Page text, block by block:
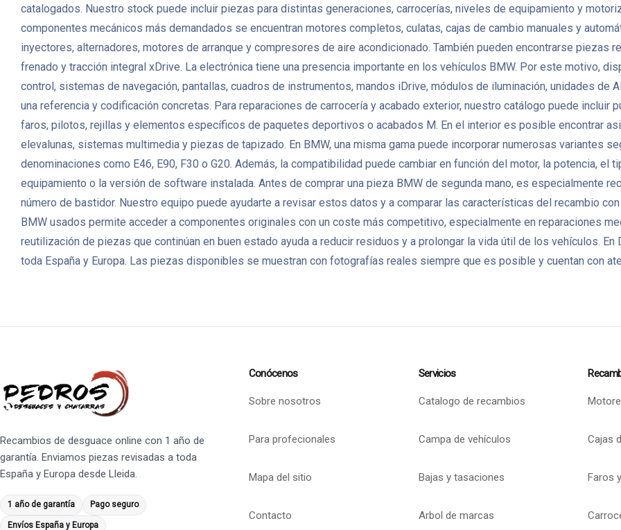
catalogados. Nuestro stock puede incluir piezas para distintas generaciones, carrocerías, niveles de equipamiento y
componentes mecánicos más demandados se encuentran motores completos, culatas, cajas de cambio manuales y
inyectores, alternadores, motores de arranque y compresores de aire acondicionado. También pueden encontrarse piezas
frenado y tracción integral xDrive. La electrónica tiene una presencia importante en los vehículos BMW. Por este motivo,
control, sistemas de navegación, pantallas, cuadros de instrumentos, mandos iDrive, módulos de iluminación, unidades de
una referencia y codificación concretas. Para reparaciones de carrocería y acabado exterior, nuestro catálogo puede incluir
faros, pilotos, rejillas y elementos específicos de paquetes deportivos o acabados M. En el interior es posible encontrar
elevalunas, sistemas multimedia y piezas de tapizado. En BMW, una misma gama puede incorporar numerosas variantes
denominaciones como E46, E90, F30 o G20. Además, la compatibilidad puede cambiar en función del motor, la potencia, el
equipamiento o la versión de software instalada. Antes de comprar una pieza BMW de segunda mano, es especialmente
número de bastidor. Nuestro equipo puede ayudarte a revisar estos datos y a comparar las características del recambio
BMW usados permite acceder a componentes originales con un coste más competitivo, especialmente en reparaciones
reutilización de piezas que continúan en buen estado ayuda a reducir residuos y a prolongar la vida útil de los vehículos.
toda España y Europa. Las piezas disponibles se muestran con fotografías reales siempre que es posible y cuentan con
Recambios de desguace online con 1 año de
garantía. Enviamos piezas revisadas a toda
España y Europa desde Lleida.
1 año de garantía Pago seguro
Envíos España y Europa
Conócenos
Sobre nosotros
Para profecionales
Mapa del sitio
Contacto
Servicios
Catalogo de recambios
Campa de vehículos
Bajas y tasaciones
Arbol de marcas
Cajas
Faros